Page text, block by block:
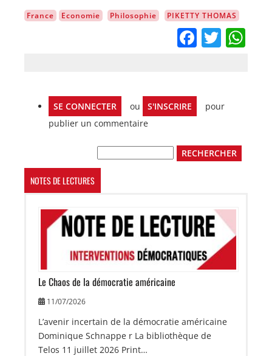
France Economie Philosophie PIKETTY THOMAS
SE CONNECTER ou S'INSCRIRE
pour
publier un commentaire
NOTES DE LECTURES
Image
Le Chaos de la démocratie américaine
11/07/2026
L’avenir incertain de la démocratie américaine
Dominique Schnappe r La bibliothèque de
Telos 11 juillet 2026 Print…